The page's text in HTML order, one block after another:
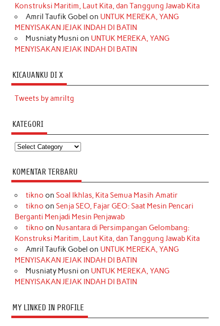
Konstruksi Maritim, Laut Kita, dan Tanggung Jawab Kita
Amril Taufik Gobel on UNTUK MEREKA, YANG
MENYISAKAN JEJAK INDAH DI BATIN
Musniaty Musni on UNTUK MEREKA, YANG
MENYISAKAN JEJAK INDAH DI BATIN
KICAUANKU DI X
Tweets by amriltg
KATEGORI
Kategori
KOMENTAR TERBARU
tikno on Soal Ikhlas, Kita Semua Masih Amatir
tikno on Senja SEO, Fajar GEO: Saat Mesin Pencari
Berganti Menjadi Mesin Penjawab
tikno on Nusantara di Persimpangan Gelombang:
Konstruksi Maritim, Laut Kita, dan Tanggung Jawab Kita
Amril Taufik Gobel on UNTUK MEREKA, YANG
MENYISAKAN JEJAK INDAH DI BATIN
Musniaty Musni on UNTUK MEREKA, YANG
MENYISAKAN JEJAK INDAH DI BATIN
MY LINKED IN PROFILE